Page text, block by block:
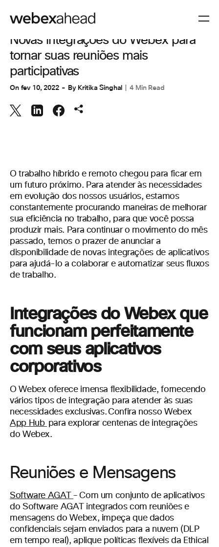
COLABORAÇÃO
Novas integrações do Webex para
tornar suas reuniões mais
participativas
On fev 10, 2022 By Kritika Singhal 4 Min Read
O trabalho híbrido e remoto chegou para ficar em
um futuro próximo. Para atender às necessidades
em evolução dos nossos usuários, estamos
constantemente procurando maneiras de melhorar
sua eficiência no trabalho, para que você possa
produzir mais. Para continuar o movimento do mês
passado, temos o prazer de anunciar a
disponibilidade de novas integrações de aplicativos
para ajudá-lo a colaborar e automatizar seus fluxos
de trabalho.
Integrações do Webex que
funcionam perfeitamente
com seus aplicativos
corporativos
O Webex oferece imensa flexibilidade, fornecendo
vários tipos de integração para atender às suas
necessidades exclusivas. Confira nosso Webex
App Hub para explorar centenas de integrações
do Webex.
Reuniões e Mensagens
Software AGAT –Com um conjunto de aplicativos
do Software AGAT integrados com reuniões e
mensagens do Webex, impeça que dados
confidenciais sejam enviados para a nuvem (DLP
em tempo real), aplique políticas flexíveis da Ethical